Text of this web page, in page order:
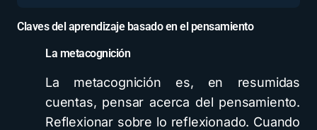
Claves del aprendizaje basado en el pensamiento
La metacognición
La metacognición es, en resumidas
cuentas, pensar acerca del pensamiento.
Reflexionar sobre lo reflexionado. Cuando